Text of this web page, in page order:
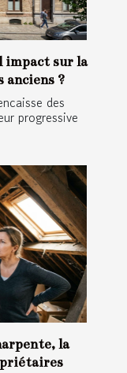
impact sur la
?
des
progressive
la